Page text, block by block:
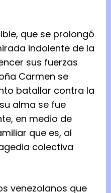
que se prolongó
indolente de la
sus fuerzas
Carmen se
batallar contra la
alma se fue
en medio de
que es, al
colectiva
venezolanos que